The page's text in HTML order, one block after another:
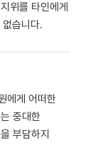
위를 타인에게
습니다.
에게 어떠한
중대한
부담하지